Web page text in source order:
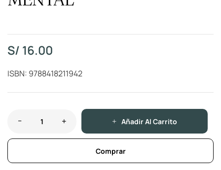
S/ 16.00
ISBN: 9788418211942
Añadir Al Carrito
Comprar